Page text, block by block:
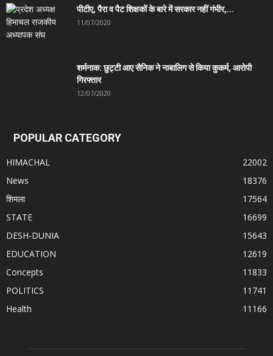
पीटीए, पैरा व पैट शिक्षकों के बारे में सरकार नहीं गंभीर,...
11/07/2020
शर्मनाक: छुट्टी आए सैनिक ने नाबालिग से किया कुकर्म, आरोपी
गिरफ्तार
12/07/2020
POPULAR CATEGORY
HIMACHAL
22002
News
18376
शिमला
17564
STATE
16699
DESH-DUNIA
15643
EDUCATION
12619
Concepts
11833
POLITICS
11741
Health
11166